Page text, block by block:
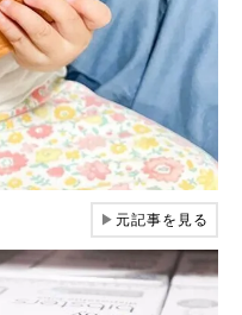
▶元記事を見る